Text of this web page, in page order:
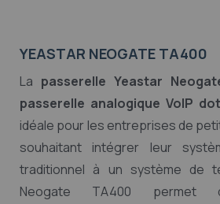
YEASTAR NEOGATE TA400
La passerelle Yeastar
passerelle analogique VoIP
idéale pour les entreprises de
souhaitant intégrer leur
traditionnel à un système de
Neogate TA400